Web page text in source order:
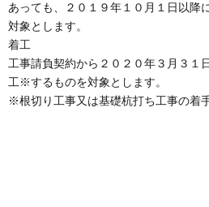
あっても、２０１９年１０月１日以降
対象とします。
着工
工事請負契約から２０２０年３月３１
工※するものを対象とします。
※根切り工事又は基礎杭打ち工事の着